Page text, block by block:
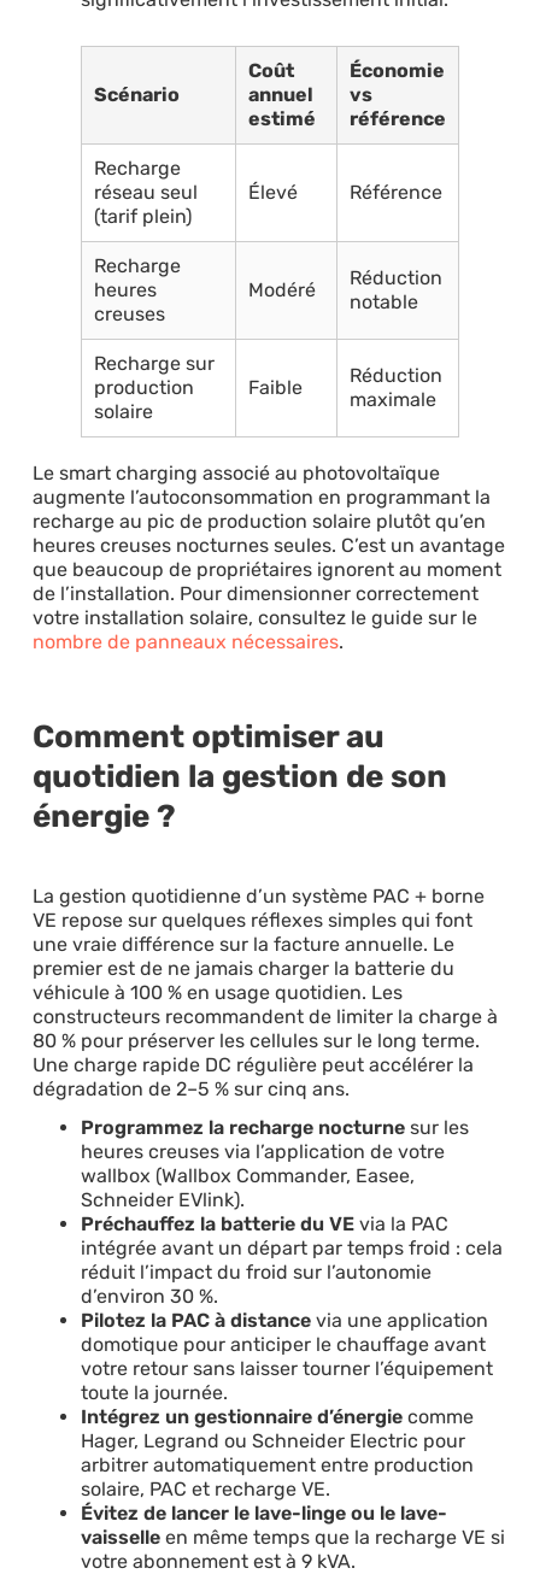
Scénario
Coût
annuel
estimé
Économie
vs
référence
Recharge
réseau seul
(tarif plein)
Élevé Référence
Recharge
heures
creuses
Modéré
Réduction
notable
Recharge sur
production
solaire
Faible
Réduction
maximale
Le smart charging associé au photovoltaïque
augmente l’autoconsommation en programmant la
recharge au pic de production solaire plutôt qu’en
heures creuses nocturnes seules. C’est un avantage
que beaucoup de propriétaires ignorent au moment
de l’installation. Pour dimensionner correctement
votre installation solaire, consultez le guide sur le
nombre de panneaux nécessaires.
Comment optimiser au
quotidien la gestion de son
énergie ?
La gestion quotidienne d’un système PAC + borne
VE repose sur quelques réflexes simples qui font
une vraie différence sur la facture annuelle. Le
premier est de ne jamais charger la batterie du
véhicule à 100 % en usage quotidien. Les
constructeurs recommandent de limiter la charge à
80 % pour préserver les cellules sur le long terme.
Une charge rapide DC régulière peut accélérer la
dégradation de 2–5 % sur cinq ans.
Programmez la recharge nocturnesur les
heures creuses via l’application de votre
wallbox (Wallbox Commander, Easee,
Schneider EVlink).
Préchauffez la batterie du VEvia la PAC
intégrée avant un départ par temps froid : cela
réduit l’impact du froid sur l’autonomie
d’environ 30 %.
Pilotez la PAC à distancevia une application
domotique pour anticiper le chauffage avant
votre retour sans laisser tourner l’équipement
toute la journée.
Intégrez un gestionnaire d’énergiecomme
Hager, Legrand ou Schneider Electric pour
arbitrer automatiquement entre production
solaire, PAC et recharge VE.
Évitez de lancer le lave-linge ou le lave-
vaisselleen même temps que la recharge VE si
votre abonnement est à 9 kVA.